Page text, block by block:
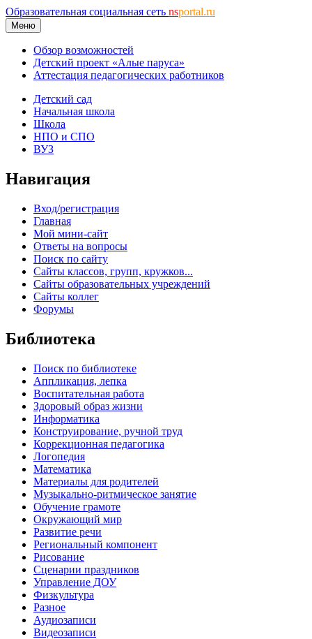
Образовательная социальная сеть nsportal.ru
Меню
Обзор возможностей
Детский проект «Алые паруса»
Аттестация педагогических работников
Детский сад
Начальная школа
Школа
НПО и СПО
ВУЗ
Навигация
Вход/регистрация
Главная
Мой мини-сайт
Ответы на вопросы
Поиск по сайту
Сайты классов, групп, кружков...
Сайты образовательных учреждений
Сайты коллег
Форумы
Библиотека
Поиск по библиотеке
Аппликация, лепка
Воспитательная работа
Здоровый образ жизни
Информатика
Конструирование, ручной труд
Коррекционная педагогика
Логопедия
Математика
Материалы для родителей
Музыкально-ритмическое занятие
Обучение грамоте
Окружающий мир
Развитие речи
Региональный компонент
Рисование
Сценарии праздников
Управление ДОУ
Физкультура
Разное
Аудиозаписи
Видеозаписи